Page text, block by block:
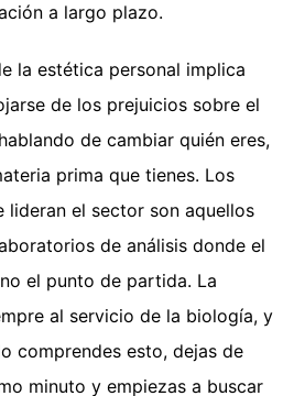
a largo plazo.
la estética personal implica
de los prejuicios sobre el
de cambiar quién eres,
prima que tienes. Los
lideran el sector son aquellos
de análisis donde el
el punto de partida. La
al servicio de la biología, y
comprendes esto, dejas de
minuto y empiezas a buscar